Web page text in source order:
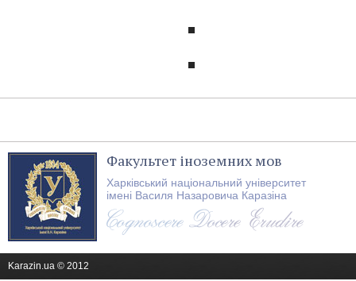
Факультет іноземних мов
Харківський національний університет
імені Василя Назаровича Каразіна
Karazin.ua © 2012